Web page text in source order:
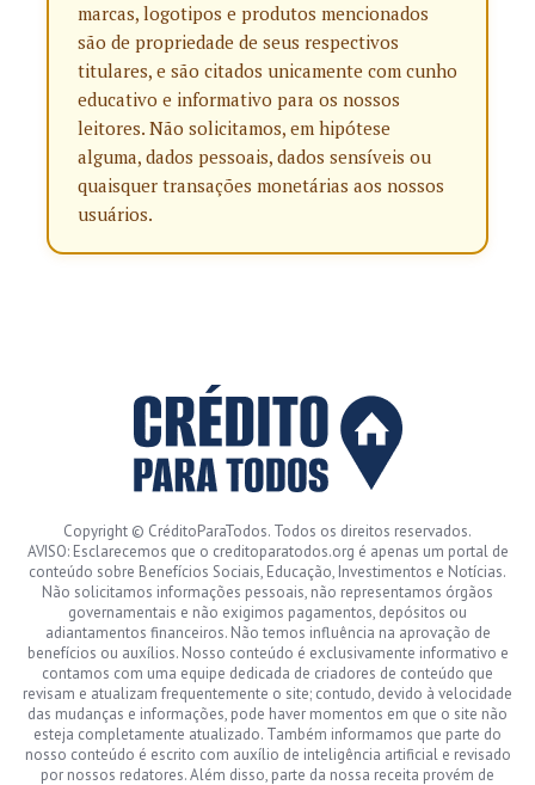
marcas, logotipos e produtos mencionados
são de propriedade de seus respectivos
titulares, e são citados unicamente com cunho
educativo e informativo para os nossos
leitores. Não solicitamos, em hipótese
alguma, dados pessoais, dados sensíveis ou
quaisquer transações monetárias aos nossos
usuários.
Copyright © CréditoParaTodos. Todos os direitos reservados.
AVISO: Esclarecemos que o creditoparatodos.org é apenas um portal de
conteúdo sobre Benefícios Sociais, Educação, Investimentos e Notícias.
Não solicitamos informações pessoais, não representamos órgãos
governamentais e não exigimos pagamentos, depósitos ou
adiantamentos financeiros. Não temos influência na aprovação de
benefícios ou auxílios. Nosso conteúdo é exclusivamente informativo e
contamos com uma equipe dedicada de criadores de conteúdo que
revisam e atualizam frequentemente o site; contudo, devido à velocidade
das mudanças e informações, pode haver momentos em que o site não
esteja completamente atualizado. Também informamos que parte do
nosso conteúdo é escrito com auxílio de inteligência artificial e revisado
por nossos redatores. Além disso, parte da nossa receita provém de